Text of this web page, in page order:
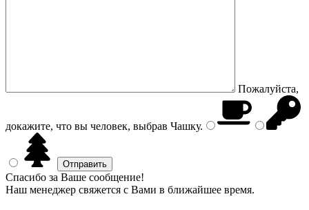
Пожалуйста,
докажите, что вы человек, выбрав Чашку.
Спасибо за Ваше сообщение!
Наш менеджер свяжется с Вами в ближайшее время.